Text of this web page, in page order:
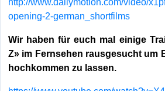
opening-2-german_shortfilms
Wir haben für euch mal einige
Z» im Fernsehen rausgesucht um
hochkommen zu lassen.